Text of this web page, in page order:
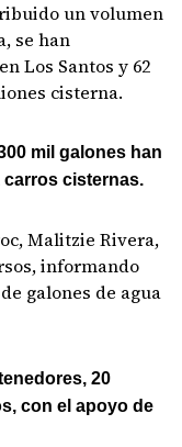
un volumen
se han
Los Santos y 62
cisterna.
mil galones han
cisternas.
Malitzie Rivera,
informando
galones de agua
20
con el apoyo de